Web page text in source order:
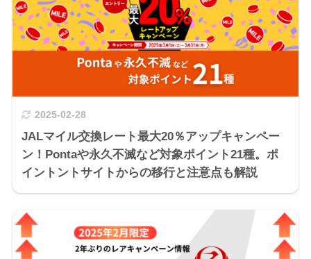
2025-02-28
JALマイル交換レート最大20％アップキャンペー
ン！Pontaや永久不滅など対象ポイント21種。ポ
イントントサイトからの移行と注意点も解説